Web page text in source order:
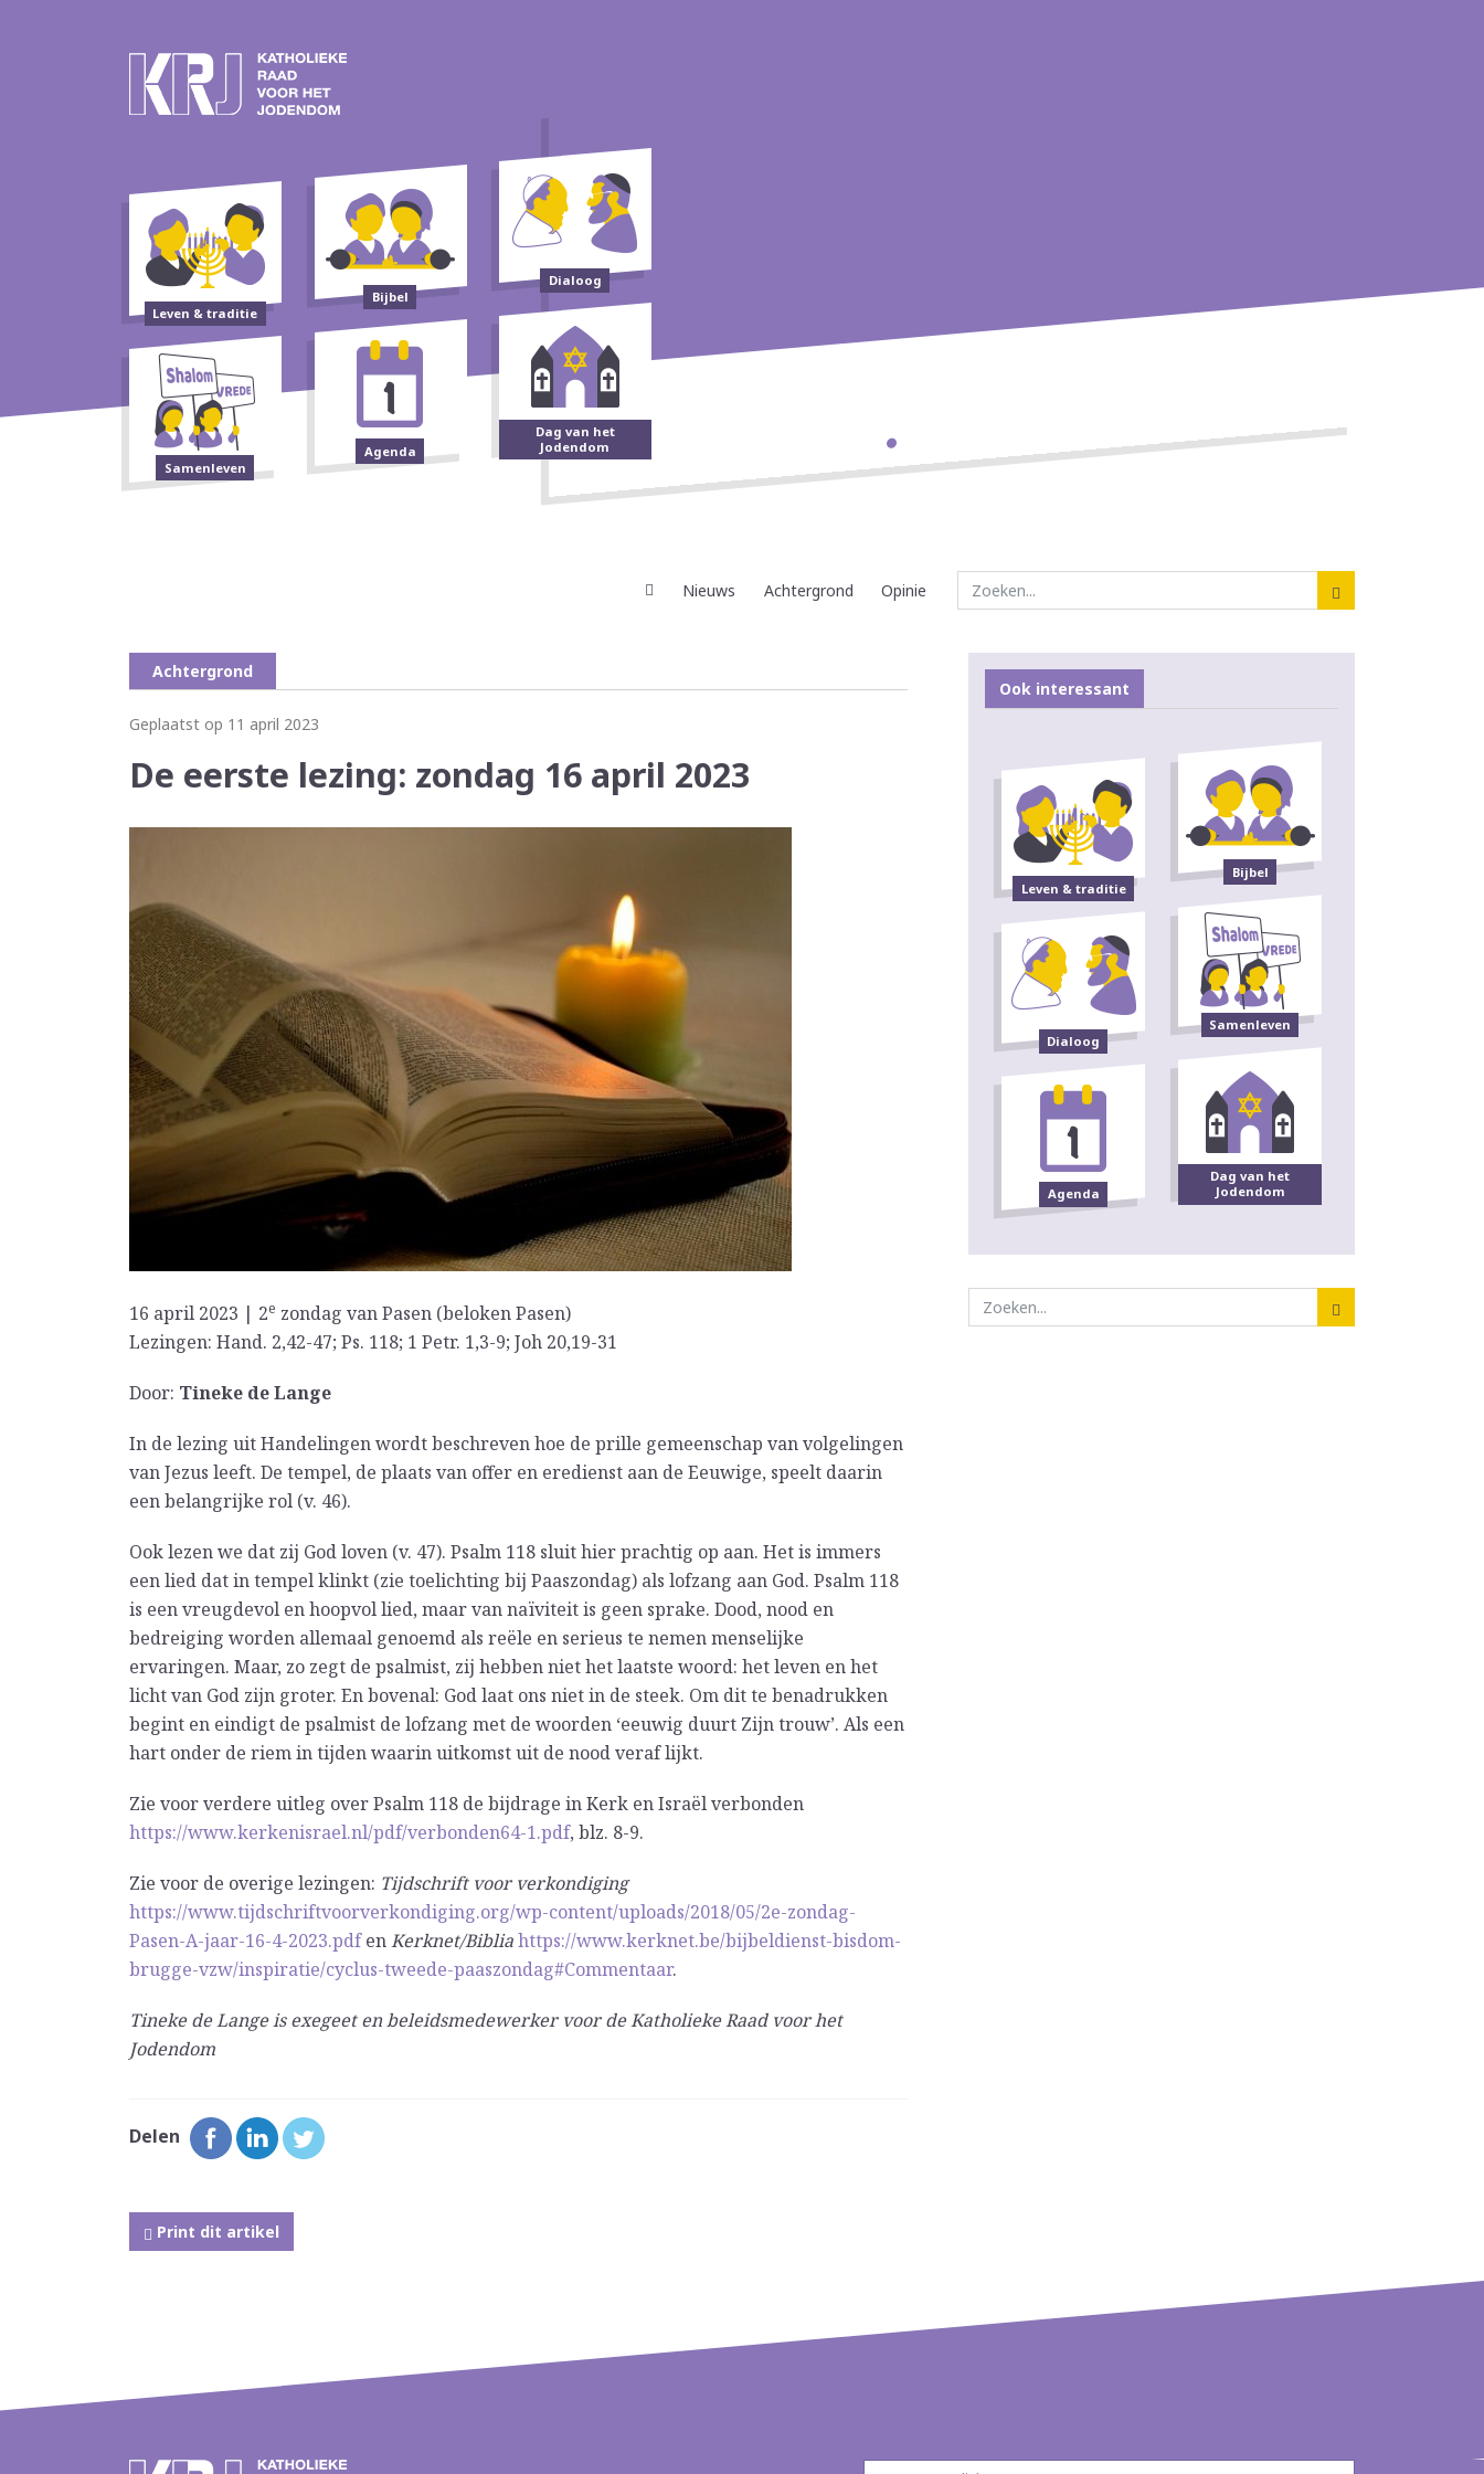
Leven & traditie
Bijbel
Dialoog
Samenleven
Agenda
Dag van het
Jodendom
Nieuws Achtergrond Opinie
Achtergrond
Geplaatst op 11 april 2023
De eerste lezing: zondag 16 april 2023
16 april 2023 | 2e zondag van Pasen (beloken Pasen)
Lezingen: Hand. 2,42-47; Ps. 118; 1 Petr. 1,3-9; Joh 20,19-31
Door: Tineke de Lange
In de lezing uit Handelingen wordt beschreven hoe de prille gemeenschap van volgelingen
van Jezus leeft. De tempel, de plaats van offer en eredienst aan de Eeuwige, speelt daarin
een belangrijke rol (v. 46).
Ook lezen we dat zij God loven (v. 47). Psalm 118 sluit hier prachtig op aan. Het is immers
een lied dat in tempel klinkt (zie toelichting bij Paaszondag) als lofzang aan God. Psalm 118
is een vreugdevol en hoopvol lied, maar van naïviteit is geen sprake. Dood, nood en
bedreiging worden allemaal genoemd als reële en serieus te nemen menselijke
ervaringen. Maar, zo zegt de psalmist, zij hebben niet het laatste woord: het leven en het
licht van God zijn groter. En bovenal: God laat ons niet in de steek. Om dit te benadrukken
begint en eindigt de psalmist de lofzang met de woorden ‘eeuwig duurt Zijn trouw’. Als een
hart onder de riem in tijden waarin uitkomst uit de nood veraf lijkt.
Zie voor verdere uitleg over Psalm 118 de bijdrage in Kerk en Israël verbonden
https://www.kerkenisrael.nl/pdf/verbonden64-1.pdf, blz. 8-9.
Zie voor de overige lezingen: Tijdschrift voor verkondiging
https://www.tijdschriftvoorverkondiging.org/wp-content/uploads/2018/05/2e-zondag-
Pasen-A-jaar-16-4-2023.pdfenKerknet/Bibliahttps://www.kerknet.be/bijbeldienst-bisdom-
brugge-vzw/inspiratie/cyclus-tweede-paaszondag#Commentaar.
Tineke de Lange is exegeet en beleidsmedewerker voor de Katholieke Raad voor het
Jodendom
Delen
Print dit artikel
Ook interessant
Leven & traditie
Bijbel
Dialoog
Samenleven
Agenda
Dag van het
Jodendom